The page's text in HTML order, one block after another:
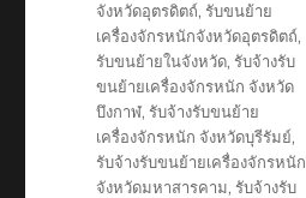
จังหวัดอุตรดิตถ์,รับขนย้าย
เครื่องจักรหนักจังหวัดอุตรดิตถ์,
รับขนย้ายในจังหวัด,รับจ้างรับ
ขนย้ายเครื่องจักรหนัก จังหวัด
บึงกาฬ,รับจ้างรับขนย้าย
เครื่องจักรหนัก จังหวัดบุรีรัมย์,
รับจ้างรับขนย้ายเครื่องจักรหนัก
จังหวัดมหาสารคาม,รับจ้างรับ